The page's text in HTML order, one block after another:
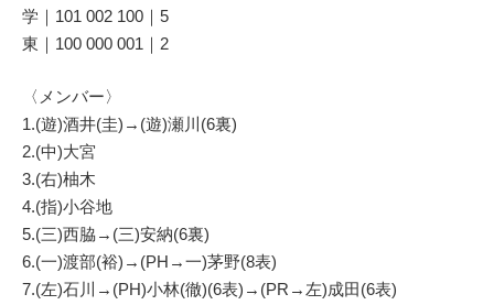
学｜101 002 100｜5
東｜100 000 001｜2
〈メンバー〉
1.(遊)酒井(圭)→(遊)瀬川(6裏)
2.(中)大宮
3.(右)柚木
4.(指)小谷地
5.(三)西脇→(三)安納(6裏)
6.(一)渡部(裕)→(PH→一)茅野(8表)
7.(左)石川→(PH)小林(徹)(6表)→(PR→左)成田(6表)